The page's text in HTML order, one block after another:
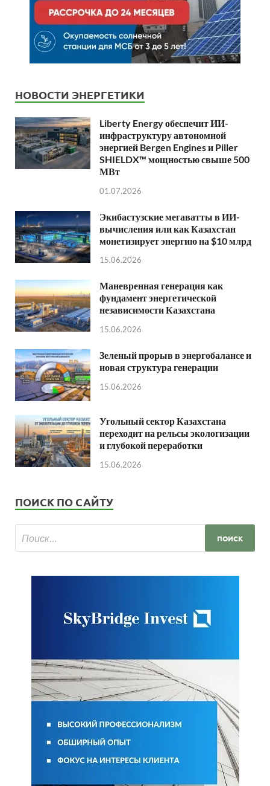
НОВОСТИ ЭНЕРГЕТИКИ
Liberty Energy обеспечит ИИ-
инфраструктуру автономной
энергией Bergen Engines и Piller
SHIELDX™ мощностью свыше 500
МВт
01.07.2026
Экибастузские мегаватты в ИИ-
вычисления или как Казахстан
монетизирует энергию на $10 млрд
15.06.2026
Маневренная генерация как
фундамент энергетической
независимости Казахстана
15.06.2026
Зеленый прорыв в энергобалансе и
новая структура генерации
15.06.2026
Угольный сектор Казахстана
переходит на рельсы экологизации
и глубокой переработки
15.06.2026
ПОИСК ПО САЙТУ